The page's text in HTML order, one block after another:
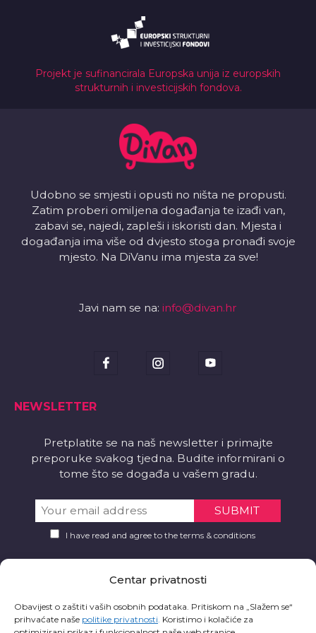
Centar privatnosti
Obavijest o zaštiti vaših osobnih podataka. Pritiskom na „Slažem se“
prihvaćate naše politike privatnosti. Koristimo i kolačiće za
Projekt je sufinancirala Europska unija iz europskih
strukturnih i investicijskih fondova.
Udobno se smjesti i opusti no ništa ne propusti.
Zatim proberi omiljena događanja te izađi van,
zabavi se, najedi, zapleši i iskoristi dan. Mjesta i
događanja ima više od dvjesto stoga pronađi svoje
mjesto. Na DiVanu ima mjesta za sve!
Javi nam se na: info@divan.hr
NEWSLETTER
Pretplatite se na naš newsletter i primajte
preporuke svakog tjedna. Budite informirani o
tome što se događa u vašem gradu.
I have read and agree to the terms & conditions
Želite li aplikaciju?